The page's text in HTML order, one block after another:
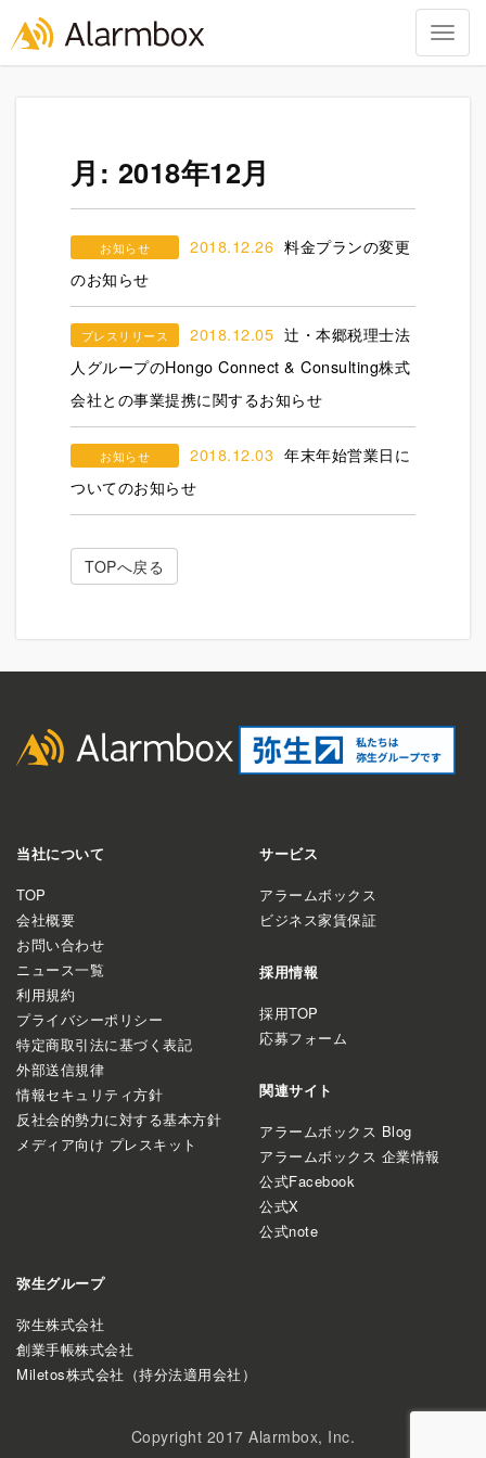
月: 2018年12月
お知らせ 2018.12.26 料金プランの変更
のお知らせ
プレスリリース 2018.12.05 辻・本郷税理士法
人グループのHongo Connect & Consulting株式
会社との事業提携に関するお知らせ
お知らせ 2018.12.03 年末年始営業日に
ついてのお知らせ
TOPへ戻る
当社について
TOP
会社概要
お問い合わせ
ニュース一覧
利用規約
プライバシーポリシー
特定商取引法に基づく表記
外部送信規律
情報セキュリティ方針
反社会的勢力に対する基本方針
メディア向け プレスキット
サービス
アラームボックス
ビジネス家賃保証
採用情報
採用TOP
応募フォーム
関連サイト
アラームボックス Blog
アラームボックス 企業情報
公式Facebook
公式X
公式note
弥生グループ
弥生株式会社
創業手帳株式会社
Miletos株式会社（持分法適用会社）
Copyright 2017 Alarmbox, Inc.